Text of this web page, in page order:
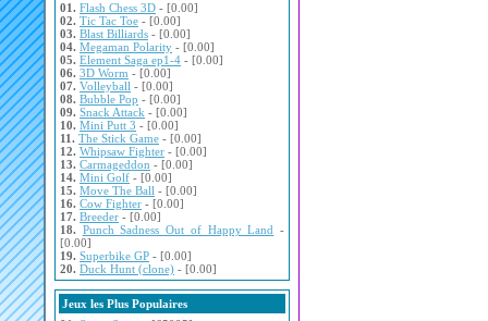
01. Flash Chess 3D - [0.00]
02. Tic Tac Toe - [0.00]
03. Blast Billiards - [0.00]
04. Megaman Polarity - [0.00]
05. Element Saga ep1-4 - [0.00]
06. 3D Worm - [0.00]
07. Volleyball - [0.00]
08. Bubble Pop - [0.00]
09. Snack Attack - [0.00]
10. Mini Putt 3 - [0.00]
11. The Stick Game - [0.00]
12. Whipsaw Fighter - [0.00]
13. Carmageddon - [0.00]
14. Mini Golf - [0.00]
15. Move The Ball - [0.00]
16. Cow Fighter - [0.00]
17. Breeder - [0.00]
18. Punch Sadness Out of Happy Land -
[0.00]
19. Superbike GP - [0.00]
20. Duck Hunt (clone) - [0.00]
Jeux les Plus Populaires